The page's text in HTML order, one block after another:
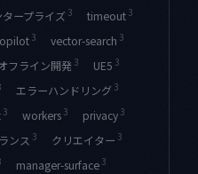
ープライズ 3 timeout 3
3 vector-search 3
フライン開発 3 UE5 3
エラーハンドリング 3
3 workers 3 privacy 3
ンス 3 クリエイター 3
manager-surface 3